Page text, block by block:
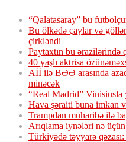
“Qalatasaray” bu
Bu ölkədə çaylar və
çirkləndi
Paytaxtın bu ərazilərində
40 yaşlı aktrisa
Aİİ ilə BƏƏ arasında
minəcək
“Real Madrid” Vinisiusla
Hava şəraiti buna imkan
Trampdan müharibə ilə
Arıqlama iynələri nə
Türkiyədə təyyarə